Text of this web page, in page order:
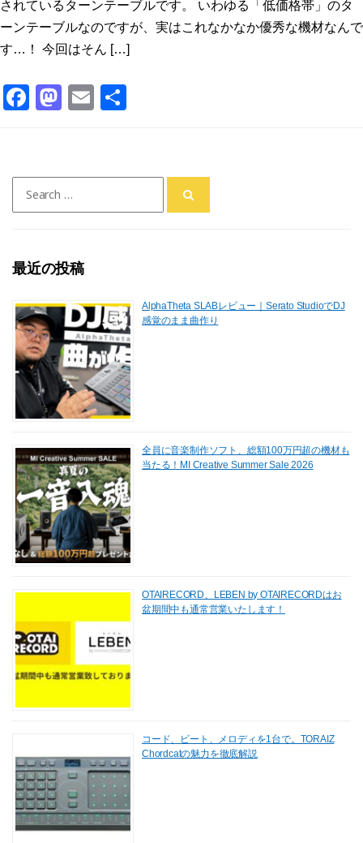
されているターンテーブルです。 いわゆる「低価格帯」のタ
ーンテーブルなのですが、実はこれなかなか優秀な機材なんで
す…！ 今回はそん […]
F
e
b
o
k
M
o
d
n
E
l
for:
最近の投稿
AlphaTheta SLABレビュー｜Serato StudioでDJ
感覚のまま曲作り
全員に音楽制作ソフト、総額100万円超の機材も
当たる！MI Creative Summer Sale 2026
OTAIRECORD、LEBEN by OTAIRECORDはお
盆期間中も通常営業いたします！
コード、ビート、メロディを1台で。TORAIZ
Chordcatの魅力を徹底解説